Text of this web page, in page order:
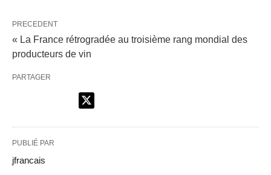
PRECEDENT
« La France rétrogradée au troisième rang mondial des
producteurs de vin
PARTAGER
PUBLIÉ PAR
jfrancais